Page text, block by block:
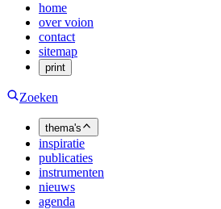
home
over voion
contact
sitemap
print
Zoeken
thema's
inspiratie
publicaties
instrumenten
nieuws
agenda